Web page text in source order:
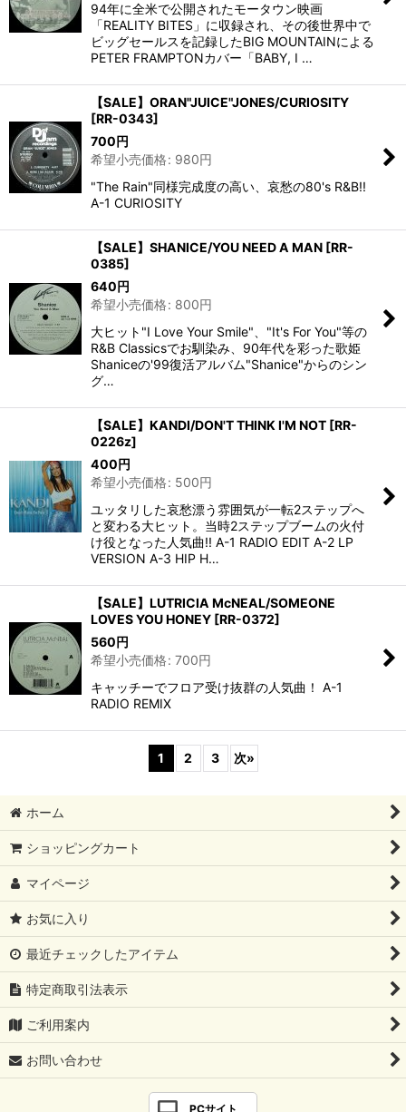
94年に全米で公開されたモータウン映画
「REALITY BITES」に収録され、その後世界中で
ビッグセールスを記録したBIG MOUNTAINによる
PETER FRAMPTONカバー「BABY, I …
【SALE】ORAN"JUICE"JONES/CURIOSITY
[RR-0343]
700円
希望小売価格: 980円
"The Rain"同様完成度の高い、哀愁の80's R&B!!
A-1 CURIOSITY
【SALE】SHANICE/YOU NEED A MAN [RR-
0385]
640円
希望小売価格: 800円
大ヒット"I Love Your Smile"、"It's For You"等の
R&B Classicsでお馴染み、90年代を彩った歌姫
Shaniceの'99復活アルバム"Shanice"からのシン
グ…
【SALE】KANDI/DON'T THINK I'M NOT [RR-
0226z]
400円
希望小売価格: 500円
ユッタリした哀愁漂う雰囲気が一転2ステップへ
と変わる大ヒット。当時2ステップブームの火付
け役となった人気曲!! A-1 RADIO EDIT A-2 LP
VERSION A-3 HIP H…
【SALE】LUTRICIA McNEAL/SOMEONE
LOVES YOU HONEY [RR-0372]
560円
希望小売価格: 700円
キャッチーでフロア受け抜群の人気曲！ A-1
RADIO REMIX
1 2 3 次»
ホーム
ショッピングカート
マイページ
お気に入り
最近チェックしたアイテム
特定商取引法表示
ご利用案内
お問い合わせ
PCサイト